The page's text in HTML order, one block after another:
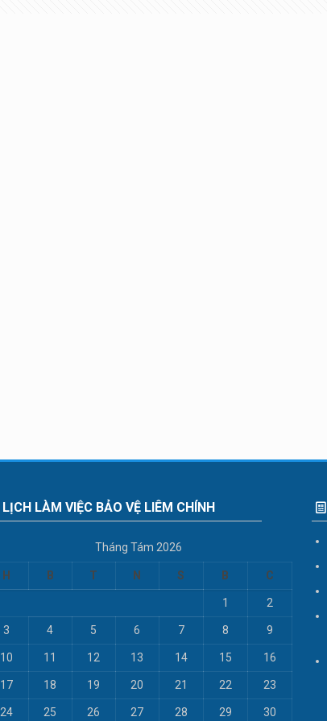
LỊCH LÀM VIỆC BẢO VỆ LIÊM CHÍNH
Tháng Tám 2026
H B T N S B C
1 2
3 4 5 6 7 8 9
10 11 12 13 14 15 16
17 18 19 20 21 22 23
24 25 26 27 28 29 30